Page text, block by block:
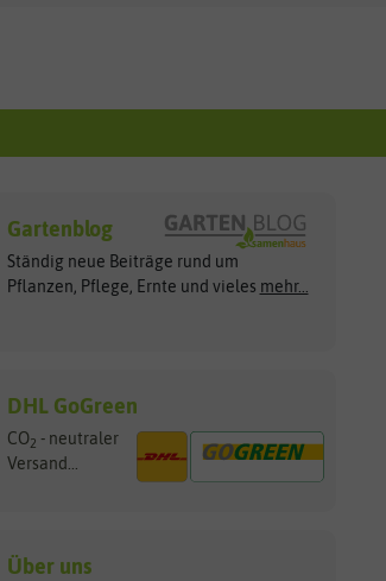
Gartenblog
Ständig neue Beiträge rund um
Pflanzen, Pflege, Ernte und vieles mehr...
DHL GoGreen
CO2 - neutraler
Versand...
Über uns